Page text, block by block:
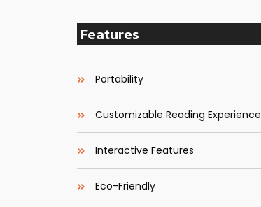
Features
Portability
Customizable Reading Experience
Interactive Features
Eco-Friendly